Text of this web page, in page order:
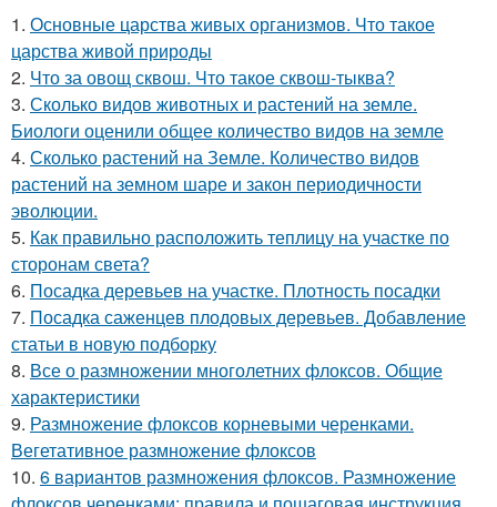
1. Основные царства живых организмов. Что такое
царства живой природы
2. Что за овощ сквош. Что такое сквош-тыква?
3. Сколько видов животных и растений на земле.
Биологи оценили общее количество видов на земле
4. Сколько растений на Земле. Количество видов
растений на земном шаре и закон периодичности
эволюции.
5. Как правильно расположить теплицу на участке по
сторонам света?
6. Посадка деревьев на участке. Плотность посадки
7. Посадка саженцев плодовых деревьев. Добавление
статьи в новую подборку
8. Все о размножении многолетних флоксов. Общие
характеристики
9. Размножение флоксов корневыми черенками.
Вегетативное размножение флоксов
10. 6 вариантов размножения флоксов. Размножение